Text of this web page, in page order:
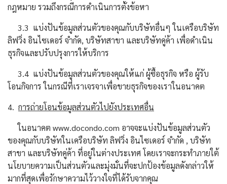
กฎหมาย รวมถึงกรณีการดำเนินการตั้งข้อหา
3.3 แบ่งปันข้อมูลส่วนตัวของคุณกับบริษัทอื่นๆ ในเครือบริษัท
ลิฟวิ่ง อินไซเดอร์ จำกัด, บริษัทสาขา และบริษัทคู่ค้า เพื่อดำเนิน
ธุรกิจและปรับปรุงการให้บริการ
3.4 แบ่งปันข้อมูลส่วนตัวของคุณให้แก่ ผู้ซื้อธุรกิจ หรือ ผู้รับ
โอนกิจการ ในกรณีที่เราเจรจาเพื่อขายธุรกิจของเราในอนาคต
4. การถ่ายโอนข้อมูลส่วนตัวไปยังประเทศอื่น
ในอนาคต www.docondo.com อาจจะแบ่งปันข้อมูลส่วนตัว
ของคุณกับบริษัทในเครือบริษัท ลิฟวิ่ง อินไซเดอร์ จำกัด , บริษัท
สาขา และบริษัทคู่ค้า ที่อยู่ในต่างประเทศ โดยเราจะกระทำภายใต้
นโยบายความเป็นส่วนตัวและมุ่งมั่นที่จะปกป้องข้อมูลดังกล่าวให้
มากที่สุดเพื่อรักษาความไว้วางใจที่ได้รับจากคุณ